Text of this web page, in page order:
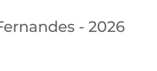
- 2026